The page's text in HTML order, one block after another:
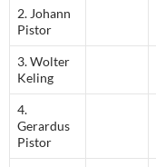
2. Johann
Pistor
3. Wolter
Keling
4.
Gerardus
Pistor